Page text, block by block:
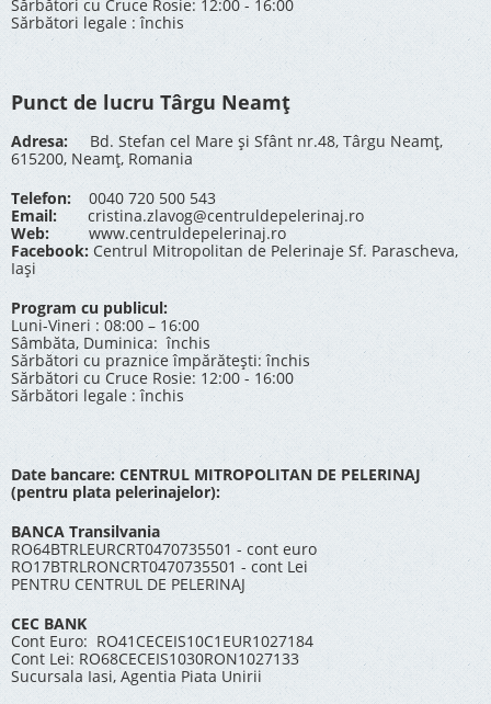
Sărbători cu Cruce Rosie: 12:00 - 16:00
Sărbători legale : închis
Punct de lucru Târgu Neamț
Adresa: Bd. Stefan cel Mare și Sfânt nr.48, Târgu Neamț,
615200, Neamț, Romania
Telefon: 0040 720 500 543
Email:
cristina.zlavog@centruldepelerinaj.ro
Web:
www.centruldepelerinaj.ro
Facebook: Centrul Mitropolitan de Pelerinaje Sf. Parascheva,
Iași
Program cu publicul:
Luni-Vineri : 08:00 – 16:00
Sâmbăta, Duminica: închis
Sărbători cu praznice împărătești: închis
Sărbători cu Cruce Rosie: 12:00 - 16:00
Sărbători legale : închis
Date bancare: CENTRUL MITROPOLITAN DE PELERINAJ
(pentru plata pelerinajelor):
BANCA Transilvania
RO64BTRLEURCRT0470735501 - cont euro
RO17BTRLRONCRT0470735501 - cont Lei
PENTRU CENTRUL DE PELERINAJ
CEC BANK
Cont Euro: RO41CECEIS10C1EUR1027184
Cont Lei: RO68CECEIS1030RON1027133
Sucursala Iasi, Agentia Piata Unirii